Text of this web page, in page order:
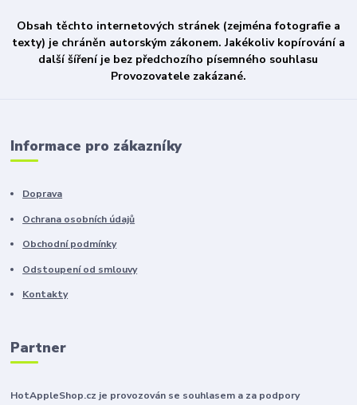
Obsah těchto internetových stránek (zejména fotografie a
texty) je chráněn autorským zákonem. Jakékoliv kopírování a
další šíření je bez předchozího písemného souhlasu
Provozovatele zakázané.
Informace pro zákazníky
Doprava
Ochrana osobních údajů
Obchodní podmínky
Odstoupení od smlouvy
Kontakty
Partner
HotAppleShop.cz je provozován se souhlasem a za podpory